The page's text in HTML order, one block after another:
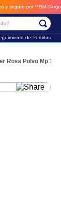
envios a través de
de Pedidos
Rosa Polvo Mp